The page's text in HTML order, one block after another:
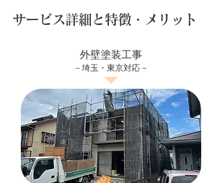
サービス詳細 と特徴・メリット
外壁塗装工事
－埼玉・東京対応－